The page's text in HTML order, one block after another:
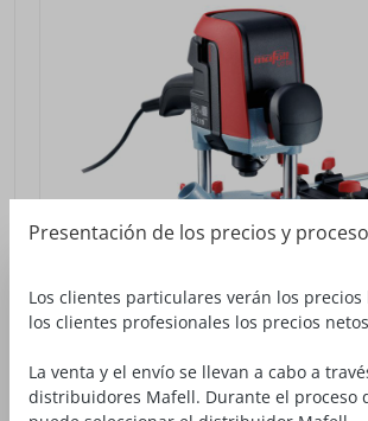
FRESADORA SUPERIOR LO 55
Presentación de los precios y
Los clientes particulares verán los precios
los clientes profesionales los precios
La venta y el envío se llevan a cabo a
distribuidores Mafell. Durante el proceso